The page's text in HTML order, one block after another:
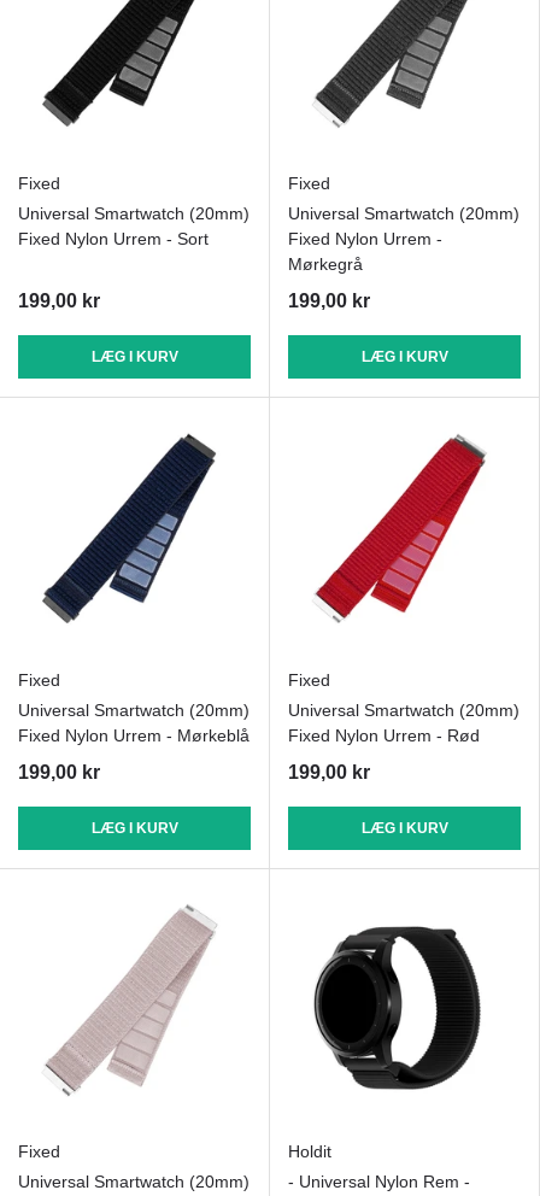
Fixed
Universal Smartwatch (20mm)
Fixed Nylon Urrem - Sort
199,00 kr
LÆG I KURV
Fixed
Universal Smartwatch (20mm)
Fixed Nylon Urrem -
Mørkegrå
199,00 kr
LÆG I KURV
Fixed
Universal Smartwatch (20mm)
Fixed Nylon Urrem - Mørkeblå
199,00 kr
LÆG I KURV
Fixed
Universal Smartwatch (20mm)
Fixed Nylon Urrem - Rød
199,00 kr
LÆG I KURV
Fixed
Universal Smartwatch (20mm)
Holdit
- Universal Nylon Rem -